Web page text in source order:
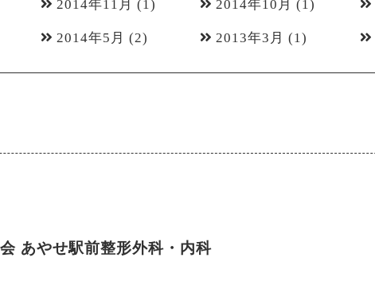
2014年11月 (1) 2014年10月 (1)
2014年5月 (2) 2013年3月 (1)
あやせ駅前整形外科・内科